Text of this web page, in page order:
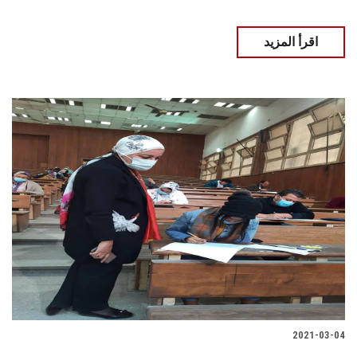
اقرأ المزيد
2021-03-04